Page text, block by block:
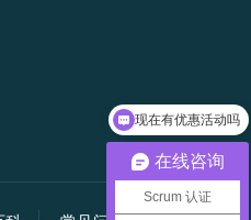
在线咨询
Scrum 认证
现在有优惠活动吗